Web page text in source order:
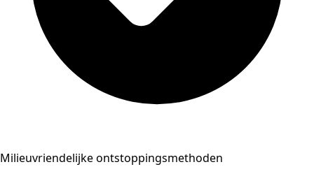
Milieuvriendelijke ontstoppingsmethoden